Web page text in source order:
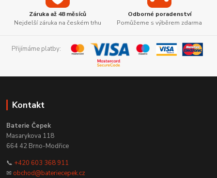
Záruka až 48 měsíců
Nejdelší záruka na českém trhu
Odborné poradenství
Pomůžeme s výběrem zdarma
Přijímáme platby:
Kontakt
Baterie Čepek
Masarykova 118
664 42 Brno-Modřice
📞 +420 603 368 911
✉ obchod@bateriecepek.cz